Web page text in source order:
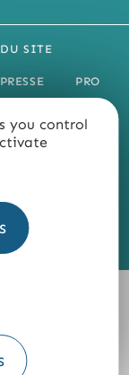
you control
SITE
PRESSE PRO